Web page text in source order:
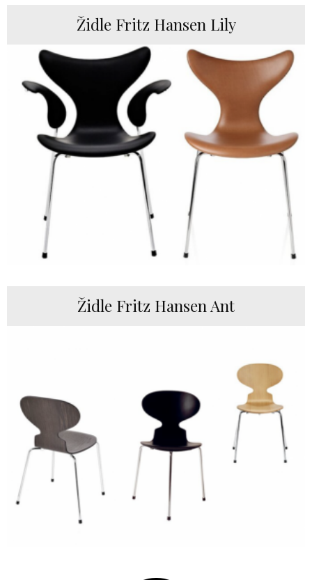
Židle Fritz Hansen Lily
Židle Fritz Hansen Ant